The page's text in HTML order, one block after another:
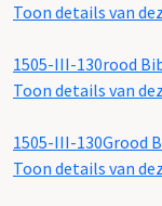
Toon details van
1505-III-130rood
Toon details van
1505-III-130Grood
Toon details van